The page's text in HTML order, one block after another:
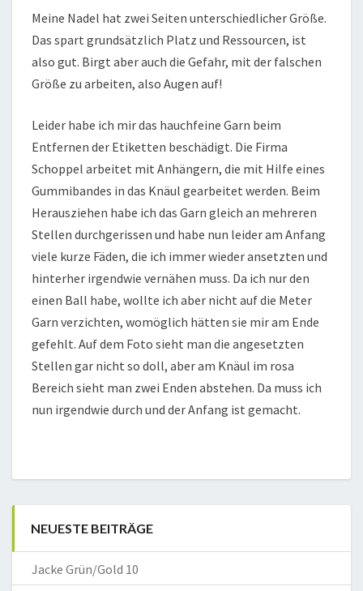
Meine Nadel hat zwei Seiten unterschiedlicher Größe.
Das spart grundsätzlich Platz und Ressourcen, ist
also gut. Birgt aber auch die Gefahr, mit der falschen
Größe zu arbeiten, also Augen auf!
Leider habe ich mir das hauchfeine Garn beim
Entfernen der Etiketten beschädigt. Die Firma
Schoppel arbeitet mit Anhängern, die mit Hilfe eines
Gummibandes in das Knäul gearbeitet werden. Beim
Herausziehen habe ich das Garn gleich an mehreren
Stellen durchgerissen und habe nun leider am Anfang
viele kurze Fäden, die ich immer wieder ansetzten und
hinterher irgendwie vernähen muss. Da ich nur den
einen Ball habe, wollte ich aber nicht auf die Meter
Garn verzichten, womöglich hätten sie mir am Ende
gefehlt. Auf dem Foto sieht man die angesetzten
Stellen gar nicht so doll, aber am Knäul im rosa
Bereich sieht man zwei Enden abstehen. Da muss ich
nun irgendwie durch und der Anfang ist gemacht.
NEUESTE BEITRÄGE
Jacke Grün/Gold 10